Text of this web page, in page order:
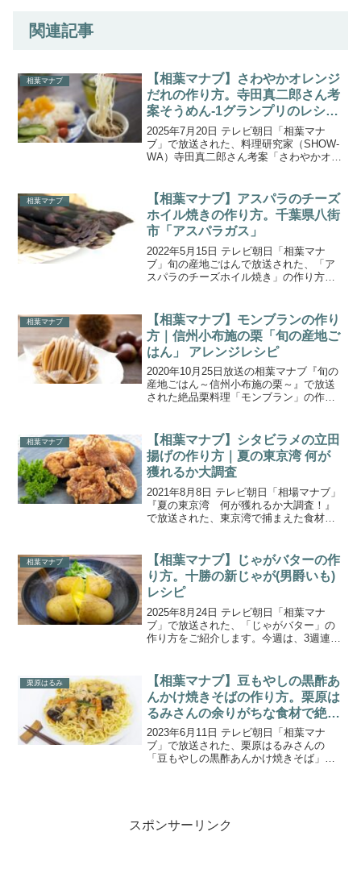
関連記事
相葉マナブ
【相葉マナブ】さわやかオレンジ
だれの作り方。寺田真二郎さん考
案そうめん-1グランプリのレシ
ピ。
2025年7月20日 テレビ朝日「相葉マナ
ブ」で放送された、料理研究家（SHOW-
WA）寺田真二郎さん考案「さわやかオレ
さいたま市で『マナブ！旬の産地ごはん
～ニラ～...
相葉マナブ
【相葉マナブ】アスパラのチーズ
ホイル焼きの作り方。千葉県八街
市「アスパラガス」
2022年5月15日 テレビ朝日「相葉マナ
ブ」旬の産地ごはんで放送された、「ア
スパラのチーズホイル焼き」の作り方を
ス』！店頭でよく見かける”グリーンアス
パラガス”と...
相葉マナブ
【相葉マナブ】モンブランの作り
方｜信州小布施の栗「旬の産地ご
はん」 アレンジレシピ
2020年10月25日放送の相葉マナブ『旬の
産地ごはん～信州小布施の栗～』で放送
された絶品栗料理「モンブラン」の作り
して親しまれる小布施町（おぶせまち）
で『小布施の栗（...
相葉マナブ
【相葉マナブ】シタビラメの立田
揚げの作り方｜夏の東京湾 何が
獲れるか大調査
2021年8月8日 テレビ朝日「相場マナブ」
『夏の東京湾 何が獲れるか大調査！』
で放送された、東京湾で捕まえた食材を
市を訪れ、夏の東京湾にはどんな魚や貝
が生息しているか...
相葉マナブ
【相葉マナブ】じゃがバターの作
り方。十勝の新じゃが(男爵いも)
レシピ
2025年8月24日 テレビ朝日「相葉マナ
ブ」で放送された、「じゃがバター」の
作り方をご紹介します。今週は、3週連
リ』。今回は、十勝 音更町で新じゃがを
収穫！お世話...
栗原はるみ
【相葉マナブ】豆もやしの黒酢あ
んかけ焼きそばの作り方。栗原は
るみさんの余りがちな食材で絶品
レシピ。
2023年6月11日 テレビ朝日「相葉マナ
ブ」で放送された、栗原はるみさんの
「豆もやしの黒酢あんかけ焼きそば」の
スポンサーリンク